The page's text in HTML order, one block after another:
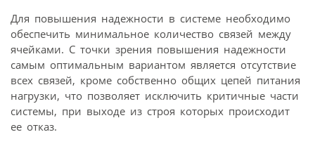
Для повышения надежности в системе необходимо
обеспечить минимальное количество связей между
ячейками. С точки зрения повышения надежности
самым оптимальным вариантом является отсутствие
всех связей, кроме собственно общих цепей питания
нагрузки, что позволяет исключить критичные части
системы, при выходе из строя которых происходит
ее отказ.